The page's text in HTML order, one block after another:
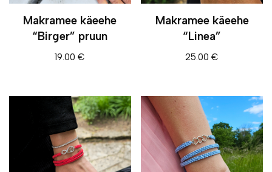
Makramee käeehe
“Birger” pruun
19.00€
Makramee käeehe
“Linea”
25.00€